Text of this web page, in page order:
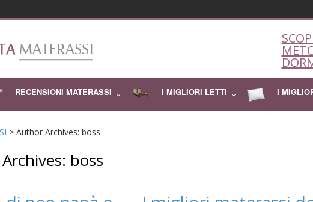
RECENSIONI MATERASSI I MIGLIORI LETTI I
> Author Archives: boss
boss